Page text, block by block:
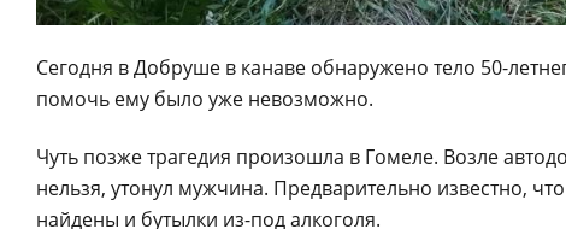
Сегодня в Добруше в канаве обнаружено тело 50-
помочь ему было уже невозможно.
Чуть позже трагедия произошла в Гомеле. Возле
нельзя, утонул мужчина. Предварительно известно,
найдены и бутылки из-под алкоголя.